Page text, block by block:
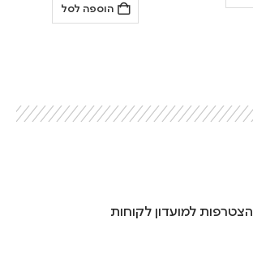
הוספה לסל
הצטרפות למועדון לקוחות